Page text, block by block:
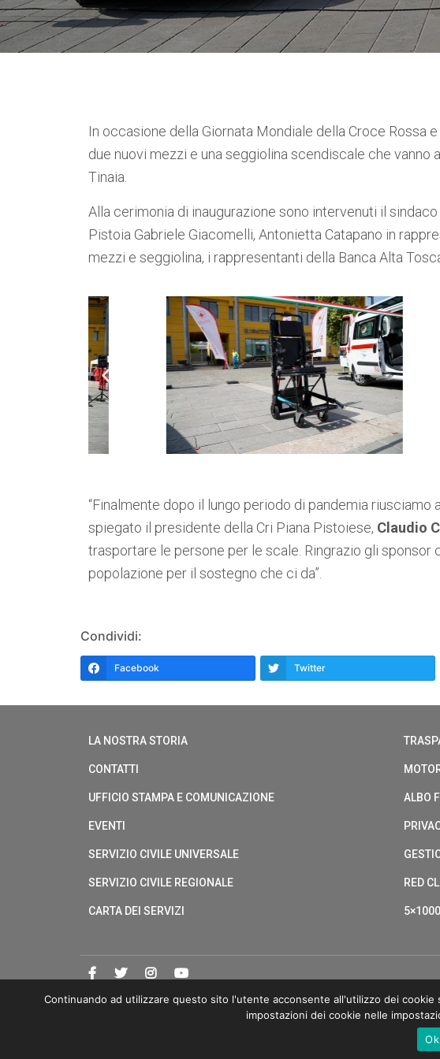
In occasione della Giornata Mondiale della Croce Rossa
due nuovi mezzi e una seggiolina scendiscale che
Tinaia.
Alla cerimonia di inaugurazione sono intervenuti il
Pistoia Gabriele Giacomelli, Antonietta Catapano in
mezzi e seggiolina, i rappresentanti della Banca Alta
“Finalmente dopo il lungo periodo di pandemia
spiegato il presidente della Cri Piana Pistoiese, Claudio
trasportare le persone per le scale. Ringrazio gli
popolazione per il sostegno che ci da”.
Condividi:
Facebook Twitter
LA NOSTRA STORIA
CONTATTI
UFFICIO STAMPA E COMUNICAZIONE
EVENTI
SERVIZIO CIVILE UNIVERSALE
SERVIZIO CIVILE REGIONALE
CARTA DEI SERVIZI
ALBO
RED
Continuando ad utilizzare questo sito l'utente acconsente all'utilizzo dei
impostazioni dei cookie nelle
Ok